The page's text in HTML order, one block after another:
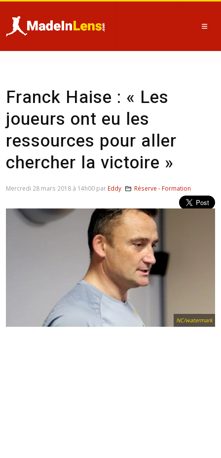
Franck Haise : « Les
joueurs ont eu les
ressources pour aller
chercher la victoire »
NC/watermark
Mercredi 28 mars 2018 à 14h00 par Eddy Réserve - Formation